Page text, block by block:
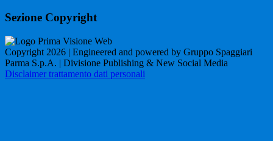
Sezione Copyright
Copyright 2026 | Engineered and powered by Gruppo Spaggiari
Parma S.p.A. | Divisione Publishing & New Social Media
Disclaimer trattamento dati personali